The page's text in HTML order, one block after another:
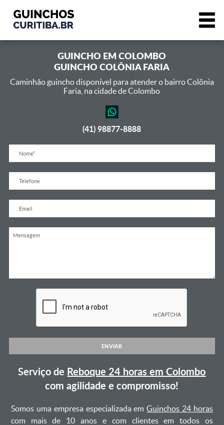
GUINCHO EMCOLOMBO
GUINCHO COLÔNIA FARIA
Caminhão guincho disponível para atender o bairro Colônia
Faria, na cidade de Colombo
(41) 98877-8888
ENVIAR
Serviço de Reboque 24 horas em Colombo
com agilidade e compromisso!
Somos uma empresa especializada emGuinchos 24 horas
com mais de 10 anos e com clientes em todos os